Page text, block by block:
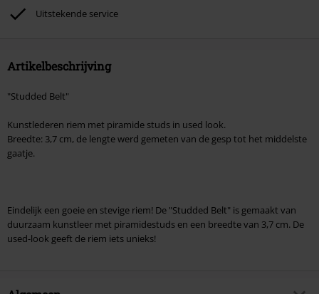
Toten Hosen, Metality, cadeaubonnen en artikelen met een inbegrepen
donatie zijn uitgesloten van de korting.
Uitstekende service
Artikelbeschrijving
"Studded Belt"
Kunstlederen riem met piramide studs in used look.
Breedte: 3,7 cm, de lengte werd gemeten van de gesp tot het middelste
gaatje.
Eindelijk een goeie en stevige riem! De "Studded Belt" is gemaakt van
duurzaam kunstleer met piramidestuds en een breedte van 3,7 cm. De
used-look geeft de riem iets unieks!